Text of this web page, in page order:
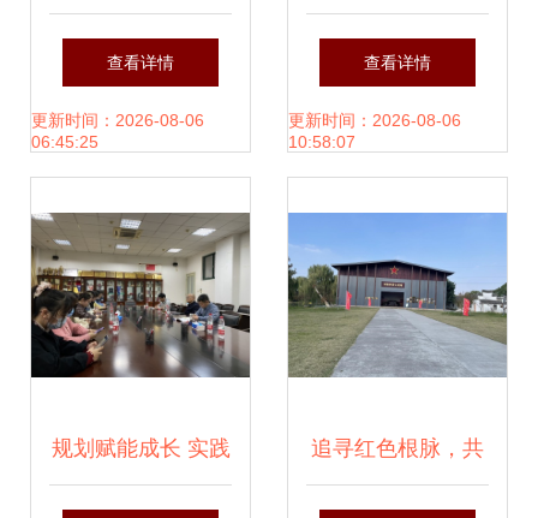
年宫”，架起孩
子“圆梦桥”
查看详情
更新时间：2026-08-06
06:45:25
之力——武汉武昌
理工学院举办‘素养
活动策划组织能力
主题培训纪实
查看详情
更新时间：2026-08-06
10:58:07
规划赋能成长 实践 追寻红色根脉，共